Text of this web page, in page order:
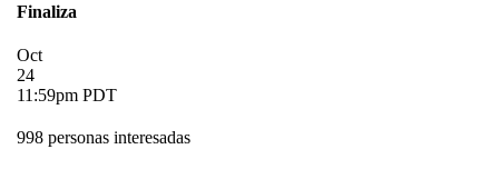
Finaliza
Oct
24
11:59pm PDT
998 personas interesadas